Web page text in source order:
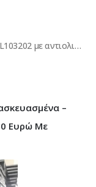
DELI μυτοτσίμπιδο ίσιο DL103202 με αντιολισθητικές λαβές, 150mm
–
Ευρώ Με